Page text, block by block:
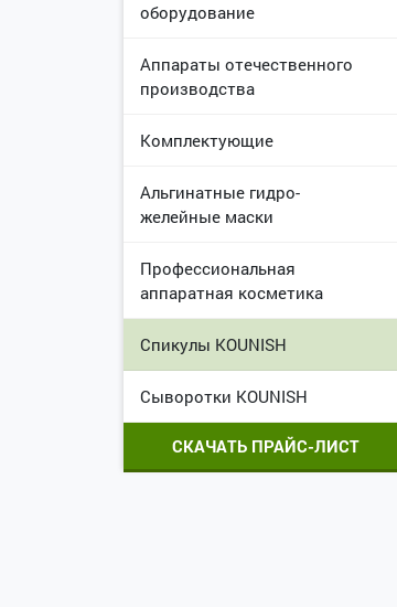
оборудование
Аппараты отечественного
производства
Комплектующие
Альгинатные гидро-
желейные маски
Профессиональная
аппаратная косметика
Спикулы KOUNISH
Сыворотки KOUNISH
СКАЧАТЬ ПРАЙС-ЛИСТ